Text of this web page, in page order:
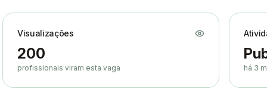
Visualizações
200
profissionais viram esta vaga há 3